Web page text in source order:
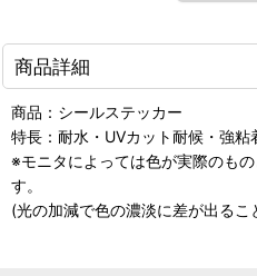
商品詳細
商品：シールステッカー
特長：耐水・UVカット耐候・強粘
※モニタによっては色が実際のも
す。
(光の加減で色の濃淡に差が出るこ